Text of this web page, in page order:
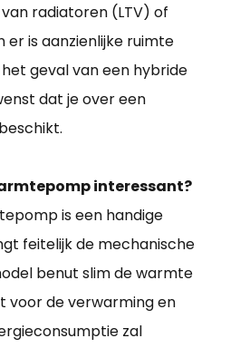
radiatoren (LTV) of
is aanzienlijke ruimte
geval van een hybride
dat je over een
interessant?
is een handige
feitelijk de mechanische
benut slim de warmte
voor de verwarming en
zal